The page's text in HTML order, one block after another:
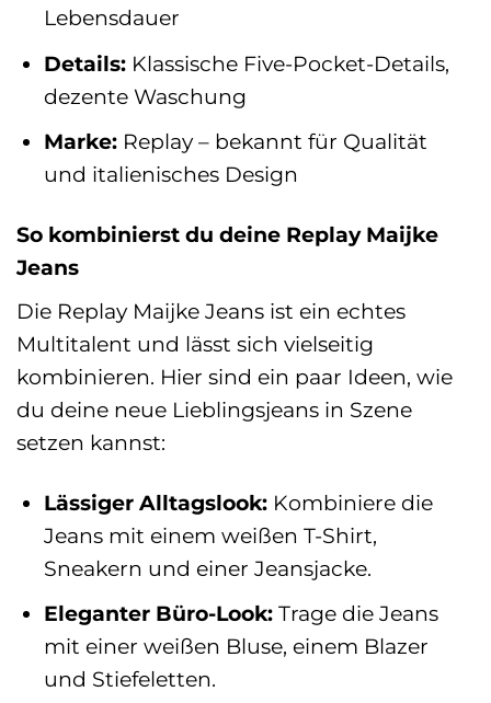
Lebensdauer
Details:Klassische Five-Pocket-Details,
dezente Waschung
Marke:Replay – bekannt für Qualität
und italienisches Design
So kombinierst du deine Replay Maijke
Jeans
Die Replay Maijke Jeans ist ein echtes
Multitalent und lässt sich vielseitig
kombinieren. Hier sind ein paar Ideen, wie
du deine neue Lieblingsjeans in Szene
setzen kannst:
Lässiger Alltagslook:Kombiniere die
Jeans mit einem weißen T-Shirt,
Sneakern und einer Jeansjacke.
Eleganter Büro-Look:Trage die Jeans
mit einer weißen Bluse, einem Blazer
und Stiefeletten.